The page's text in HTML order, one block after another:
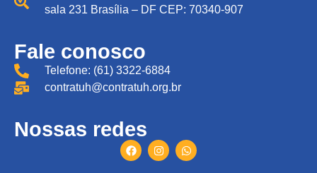
sala 231 Brasília – DF CEP: 70340-907
Fale conosco
Telefone: (61) 3322-6884
contratuh@contratuh.org.br
Nossas redes